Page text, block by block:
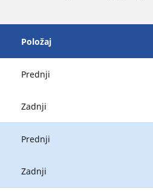
Položaj
Prednji
Zadnji
Prednji
Zadnji